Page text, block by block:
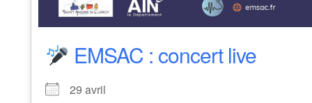
EMSAC : concert live
29 avril